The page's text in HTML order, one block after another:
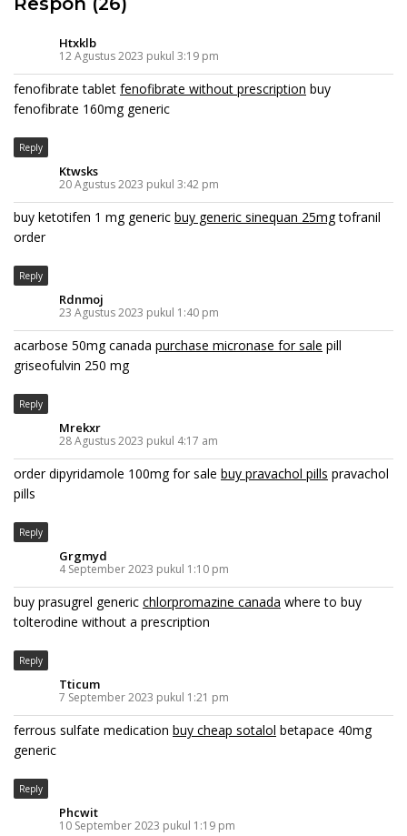
Htxklb
12 Agustus 2023 pukul 3:19 pm
fenofibrate tablet fenofibrate without prescription buy
fenofibrate 160mg generic
Reply
Ktwsks
20 Agustus 2023 pukul 3:42 pm
buy ketotifen 1 mg generic buy generic sinequan 25mgtofranil
order
Reply
Rdnmoj
23 Agustus 2023 pukul 1:40 pm
acarbose 50mg canada purchase micronase for sale pill
griseofulvin 250 mg
Reply
Mrekxr
28 Agustus 2023 pukul 4:17 am
order dipyridamole 100mg for sale buy pravachol pills pravachol
pills
Reply
Grgmyd
4 September 2023 pukul 1:10 pm
buy prasugrel generic chlorpromazine canada where to buy
tolterodine without a prescription
Reply
Tticum
7 September 2023 pukul 1:21 pm
ferrous sulfate medication buy cheap sotalol betapace 40mg
generic
Reply
Phcwit
10 September 2023 pukul 1:19 pm